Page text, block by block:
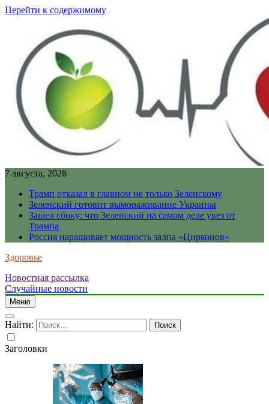
Перейти к содержимому
7 августа, 2026
Трамп отказал в главном не только Зеленскому
Зеленский готовит вымораживание Украины
Зашел сбоку: что Зеленский на самом деле увез от
Трампа
Россия наращивает мощность залпа «Цирконов»
Здоровье
Новостная рассылка
Случайные новости
Меню
Найти:
Заголовки